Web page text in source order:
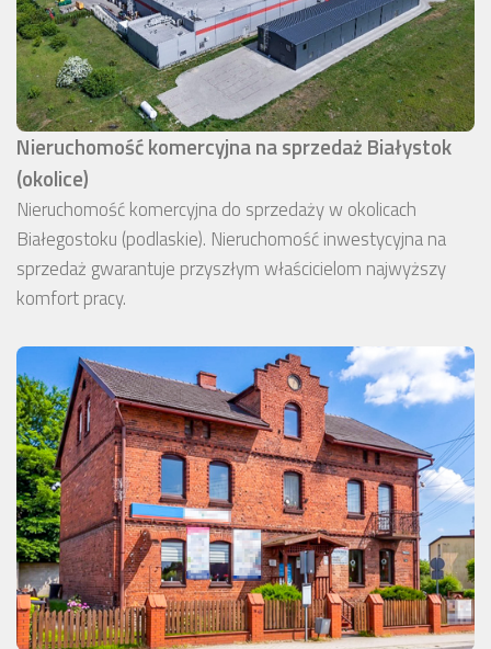
Nieruchomość komercyjna na sprzedaż Białystok
(okolice)
Nieruchomość komercyjna do sprzedaży w okolicach
Białegostoku (podlaskie). Nieruchomość inwestycyjna na
sprzedaż gwarantuje przyszłym właścicielom najwyższy
komfort pracy.